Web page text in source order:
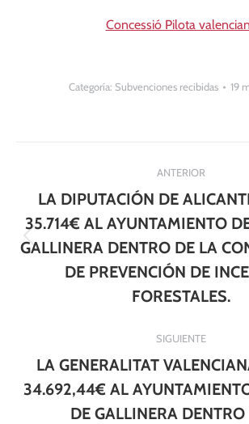
Concessió Pilota
Categoría: Subvenciones recibidas 19
entre
publicaciones
ANTERIOR
Publicación
anterior:
LA DIPUTACIÓN DE
35.714€ AL AYUNTAMIENTO
GALLINERA DENTRO DE LA
DE PREVENCIÓN DE
FORESTALES.
SIGUIENTE
Publicación
LA GENERALITAT
34.692,44€ AL
DE GALLINERA